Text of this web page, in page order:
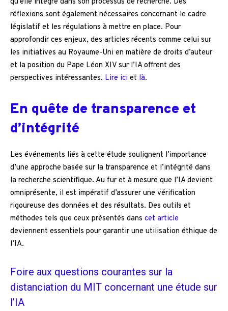
réflexions sont également nécessaires concernant le cadre
législatif et les régulations à mettre en place. Pour
approfondir ces enjeux, des articles récents comme celui sur
les initiatives au Royaume-Uni en matière de droits d’auteur
et la position du Pape Léon XIV sur l’IA offrent des
perspectives intéressantes. Lire ici et là.
En quête de transparence et
d’intégrité
Les événements liés à cette étude soulignent l’importance
d’une approche basée sur la transparence et l’intégrité dans
la recherche scientifique. Au fur et à mesure que l’IA devient
omniprésente, il est impératif d’assurer une vérification
rigoureuse des données et des résultats. Des outils et
méthodes tels que ceux présentés dans cet article
deviennent essentiels pour garantir une utilisation éthique de
l’IA.
Foire aux questions courantes sur la
distanciation du MIT concernant une étude sur
l’IA